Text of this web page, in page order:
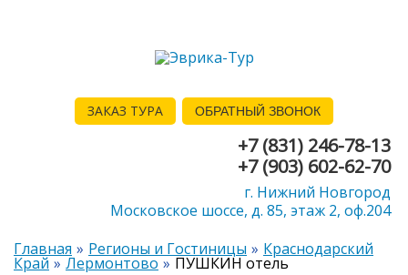
ЗАКАЗ ТУРА ОБРАТНЫЙ ЗВОНОК
+7 (831) 246-78-13
+7 (903) 602-62-70
г. Нижний Новгород
Московское шоссе, д. 85, этаж 2, оф.204
Главная
Регионы и Гостиницы Краснодарский
Край Лермонтово ПУШКИН отель